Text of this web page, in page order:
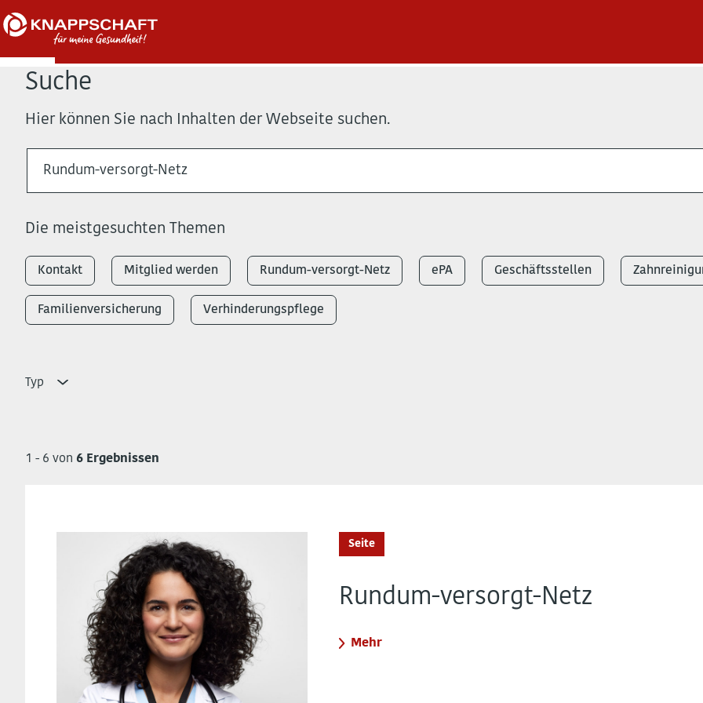
Suche
Hier können Sie nach Inhalten der Webseite suchen.
Die meistgesuchten Themen
Kontakt Mitglied werden Rundum-versorgt-Netz ePA Geschäftsstellen
Familienversicherung Verhinderungspflege
Typ
1 - 6 von 6 Ergebnissen
Seite
Rundum-versorgt-Netz
Mehr